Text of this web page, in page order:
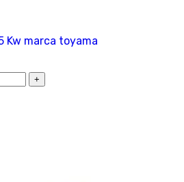
Kw marca toyama